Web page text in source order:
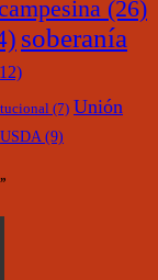
(26)
soberanía
(7) Unión
USDA (9)